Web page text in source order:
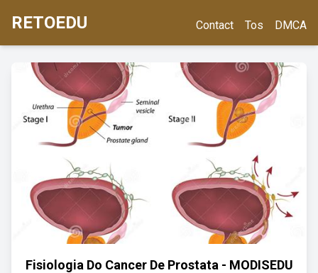
RETOEDU Contact Tos DMCA
Fisiologia Do Cancer De Prostata - MODISEDU